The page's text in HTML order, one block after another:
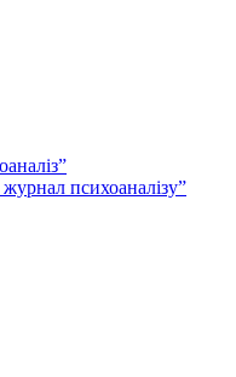
психоаналізу”